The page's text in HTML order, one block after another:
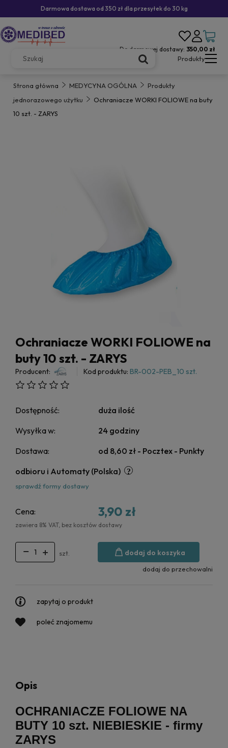
Darmowa dostawa od 350 zł dla przesyłek do 30 kg
Do darmowej dostawy: 350,00 zł
Produkty
Strona główna MEDYCYNA OGÓLNA
Produkty
jednorazowego użytku
Ochraniacze WORKI FOLIOWE na buty
10 szt. - ZARYS
Ochraniacze WORKI FOLIOWE na
buty 10 szt. - ZARYS
Producent: Kod produktu: BR-002-PEB_10 szt.
Dostępność:
duża ilość
Wysyłka w:
24 godziny
Dostawa:
od 8,60 zł - Pocztex - Punkty
odbioru i Automaty (Polska)
sprawdź formy dostawy
Cena: 3,90 zł
zawiera 8% VAT, bez kosztów dostawy
szt. dodaj do koszyka
dodaj do przechowalni
zapytaj o produkt
poleć znajomemu
Opis
OCHRANIACZE FOLIOWE NA
BUTY 10 szt. NIEBIESKIE - firmy
ZARYS